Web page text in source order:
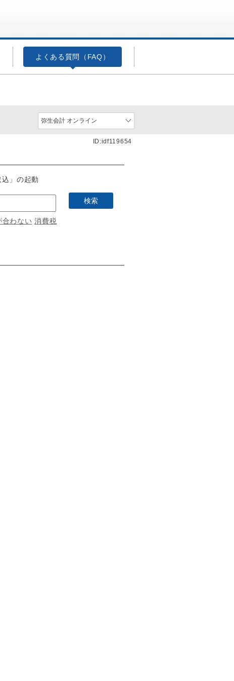
よくある質問（FAQ）
ID:idf119654
込」の起動
合わない 消費税